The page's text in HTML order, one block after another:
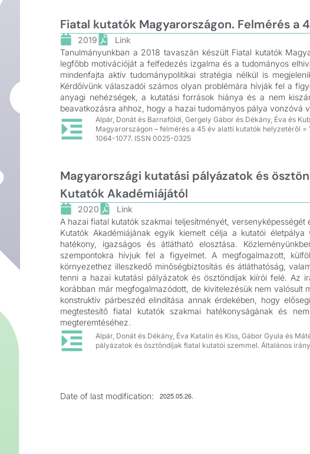
Fiatal kutatók Magyarországon. Felmérés
2019
Link
Tanulmányunkban a 2018 tavaszán készült Fiatal kutatók
legfőbb motivációját a felfedezés izgalma és a tudományos
mindenfajta aktív tudománypolitikai stratégia nélkül is
Kérdőívünk válaszadói számos olyan problémára hívják fel a
anyagi nehézségek, a kutatási források hiánya és a nem
beavatkozásra ahhoz, hogy a hazai tudományos pálya vonzóvá
Alpár, Donát és Barnaföldi, Gergely Gábor és Dékány, Éva és
Magyarországon – felmérés a 45 év alatti kutatók helyzetéről =
1064-1077. ISSN 0025-0325
Magyarországi kutatási pályázatok és
Kutatók Akadémiájától
2020
Link
A hazai fiatal kutatók szakmai teljesítményét,
Kutatók Akadémiájának egyik kiemelt célja a kutatói
hatékony, igazságos és átlátható elosztása.
szempontokra hívjuk fel a figyelmet. A megfogalmazott,
környezethez illeszkedő minőségbiztosítás és átláthatóság,
tenni a hazai kutatási pályázatok és ösztöndíjak kiírói felé. Az
korábban már megfogalmazódott, de kivitelezésük nem
konstruktív párbeszéd elindítása annak érdekében, hogy
megtestesítő fiatal kutatók szakmai hatékonyságának és
megteremtéséhez.
Alpár, Donát és Dékány, Éva Katalin és Kiss, Gábor Gyula és
pályázatok és ösztöndíjak fiatal kutatói szemmel. Általános
Date of last modification: 2025.05.26.